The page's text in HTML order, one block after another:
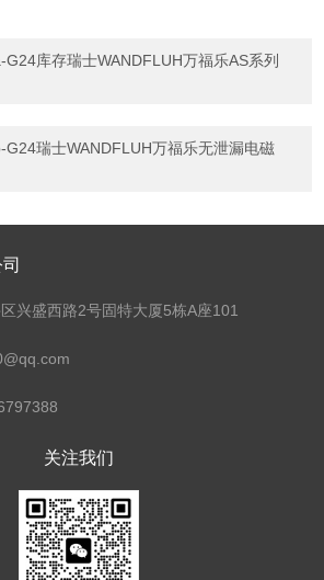
G24库存瑞士WANDFLUH万福乐AS系列
G24瑞士WANDFLUH万福乐无泄漏电磁
兴盛西路2号固特大厦5栋A座101
关注我们